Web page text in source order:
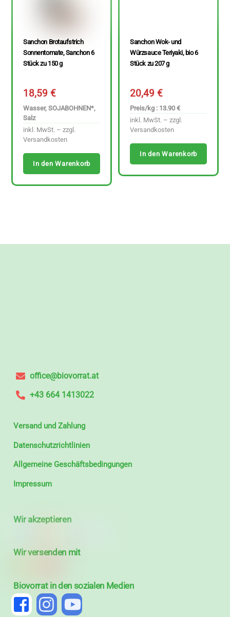
Sanchon Brotaufstrich
Sonnentomate, Sanchon 6
Stück zu 150 g
18,59€
Wasser, SOJABOHNEN*,
Salz
inkl. MwSt. – zzgl.
Versandkosten
In den Warenkorb
Sanchon Wok- und
Würzsauce Teriyaki, bio 6
Stück zu 207 g
20,49€
Preis/kg : 13.90 €
inkl. MwSt. – zzgl.
Versandkosten
In den Warenkorb
office@biovorrat.at
+43 664 1413022
Versand und Zahlung
Datenschutzrichtlinien
Allgemeine Geschäftsbedingungen
Impressum
Wir akzeptieren
Wir versenden mit
Biovorrat in den sozialen Medien